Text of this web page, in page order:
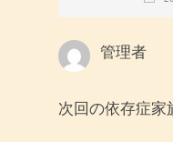
管理者
次回の依存症家